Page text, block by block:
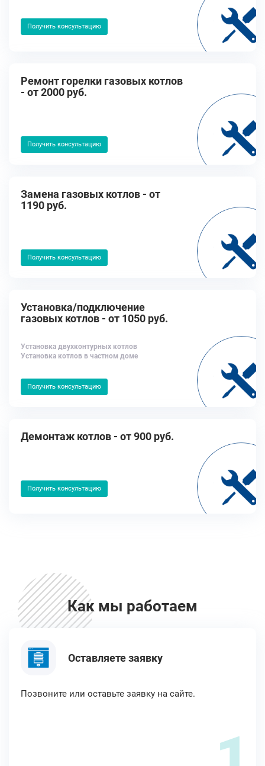
Получить консультацию
Ремонт горелки газовых котлов
- от 2000 руб.
Получить консультацию
Замена газовых котлов - от
1190 руб.
Получить консультацию
Установка/подключение
газовых котлов - от 1050 руб.
Установка двухконтурных котлов
Установка котлов в частном доме
Получить консультацию
Демонтаж котлов - от 900 руб.
Получить консультацию
Как мы работаем
Оставляете заявку
Позвоните или оставьте заявку на сайте.